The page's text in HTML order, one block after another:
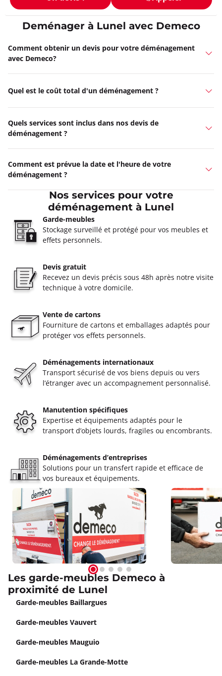
Deménager à Lunel avec Demeco
Comment obtenir un devis pour votre déménagement
avec Demeco?
Quel est le coût total d'un déménagement ?
Quels services sont inclus dans nos devis de
déménagement ?
Comment est prévue la date et l'heure de votre
déménagement ?
Nos services pour votre
déménagement à Lunel
Garde-meubles
Stockage surveillé et protégé pour vos meubles et
effets personnels.
Devis gratuit
Recevez un devis précis sous 48h après notre visite
technique à votre domicile.
Vente de cartons
Fourniture de cartons et emballages adaptés pour
protéger vos effets personnels.
Déménagements internationaux
Transport sécurisé de vos biens depuis ou vers
l’étranger avec un accompagnement personnalisé.
Manutention spécifiques
Expertise et équipements adaptés pour le
transport d’objets lourds, fragiles ou encombrants.
Déménagements d’entreprises
Solutions pour un transfert rapide et efficace de
vos bureaux et équipements.
Les garde-meubles Demeco à
proximité de Lunel
Garde-meubles Baillargues
Garde-meubles Vauvert
Garde-meubles Mauguio
Garde-meubles La Grande-Motte